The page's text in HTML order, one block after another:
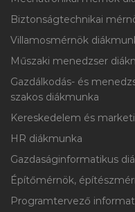
Biztonságtechnikai
Villamosmérnök
Műszaki menedzser
Gazdálkodás- és
szakos diákmunka
Kereskedelem és
HR diákmunka
Gazdaságinformatikus
Építőmérnök,
Programtervező